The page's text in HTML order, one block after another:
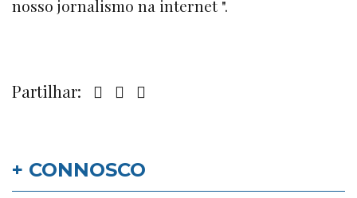
nosso jornalismo na internet ".
Partilhar:
+ CONNOSCO